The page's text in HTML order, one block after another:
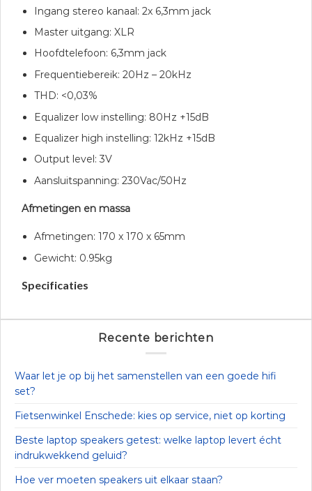
Ingang stereo kanaal: 2x 6,3mm jack
Master uitgang: XLR
Hoofdtelefoon: 6,3mm jack
Frequentiebereik: 20Hz – 20kHz
THD: <0,03%
Equalizer low instelling: 80Hz +15dB
Equalizer high instelling: 12kHz +15dB
Output level: 3V
Aansluitspanning: 230Vac/50Hz
Afmetingen en massa
Afmetingen: 170 x 170 x 65mm
Gewicht: 0.95kg
Specificaties
Recente berichten
Waar let je op bij het samenstellen van een goede hifi
set?
Fietsenwinkel Enschede: kies op service, niet op korting
Beste laptop speakers getest: welke laptop levert écht
indrukwekkend geluid?
Hoe ver moeten speakers uit elkaar staan?